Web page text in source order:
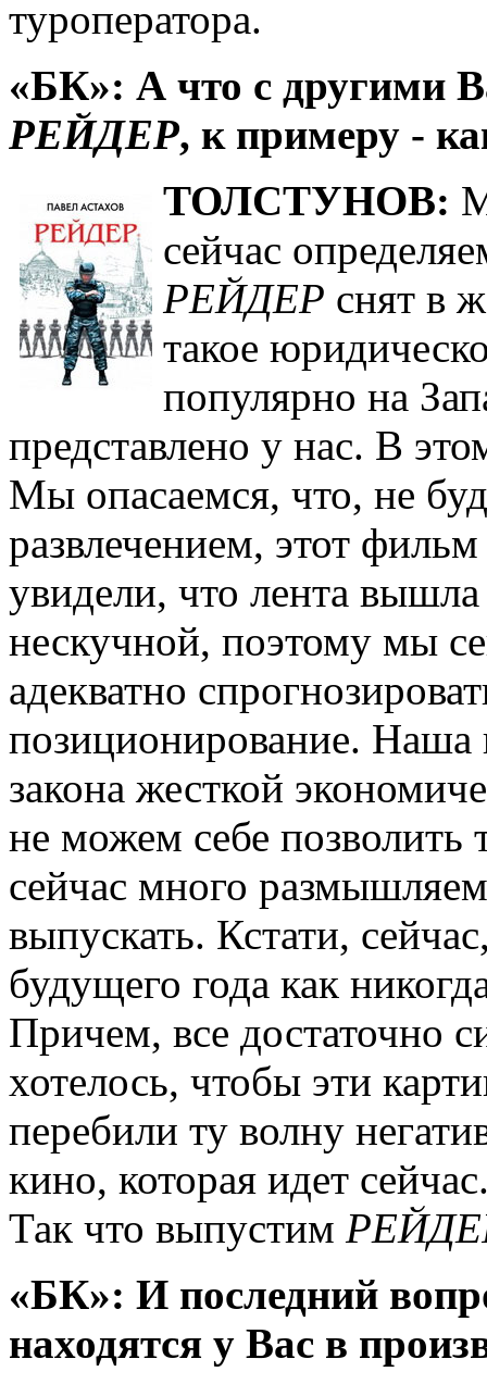
туроператора.
«БК»: А что с другими
РЕЙДЕР, к примеру -
ТОЛСТУНОВ:
сейчас
РЕЙДЕР снят в
такое
популярно на
представлено у нас. В
Мы опасаемся, что, не
развлечением, этот
увидели, что лента
нескучной, поэтому мы
адекватно
позиционирование. Наша
закона жесткой
не можем себе
сейчас много
выпускать. Кстати,
будущего года как
Причем, все достаточно
хотелось, чтобы эти
перебили ту волну
кино, которая идет
Так что выпустим
«БК»: И последний
находятся у Вас в